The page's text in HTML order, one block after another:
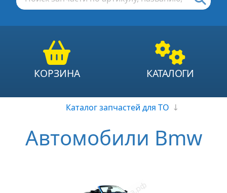
КОРЗИНА КАТАЛОГИ
Каталог запчастей для ТО ↓
Автомобили Bmw